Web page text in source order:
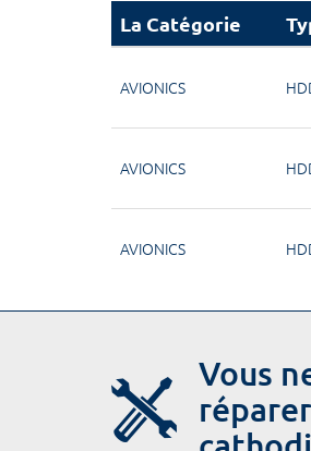
La Catégorie
AVIONICS
AVIONICS
AVIONICS
Vous